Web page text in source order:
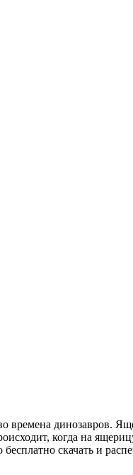
динозавров.
когда на
скачать и